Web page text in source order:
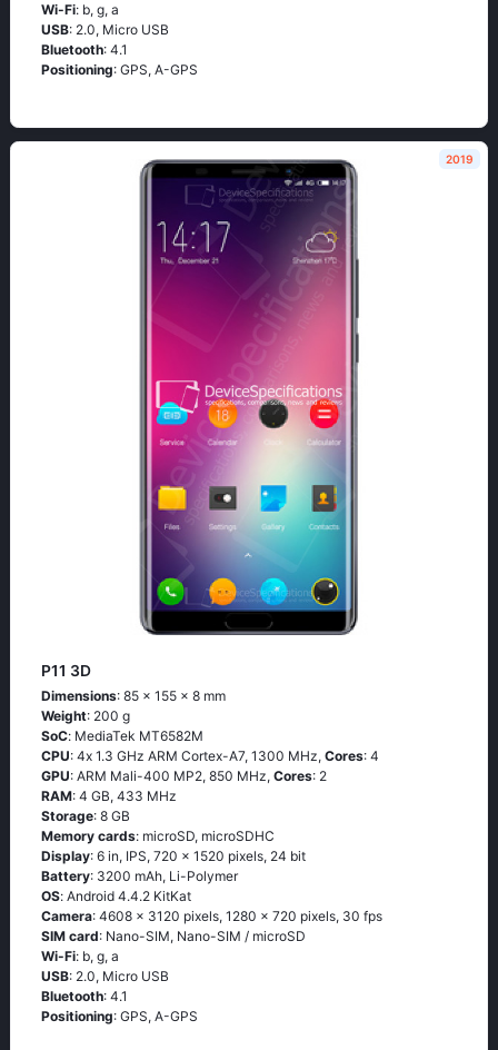
Wi-Fi: b, g, а
USB: 2.0, Micro USB
Bluetooth: 4.1
Positioning: GРS, А-GРS
2019
P11 3D
Dimensions: 85 x 155 x 8 mm
Weight: 200 g
SoC: МеdiаТеk МТ6582М
CPU: 4х 1.3 GНz АRМ Соrtех-А7, 1300 MHz, Cores: 4
GPU: ARM Mali-400 MP2, 850 MHz, Cores: 2
RAM: 4 GB, 433 MHz
Storage: 8 GB
Memory cards: microSD, microSDHC
Display: 6 in, IPS, 720 x 1520 pixels, 24 bit
Battery: 3200 mAh, Li-Polymer
OS: Аndrоid 4.4.2 ΚitΚаt
Camera: 4608 x 3120 pixels, 1280 x 720 pixels, 30 fps
SIM card: Nano-SIM, Nano-SIM / microSD
Wi-Fi: b, g, а
USB: 2.0, Micro USB
Bluetooth: 4.1
Positioning: GРS, А-GРS